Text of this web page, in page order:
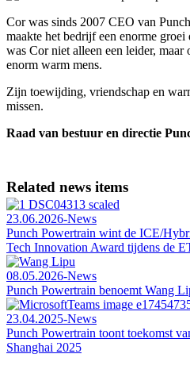
Cor was sinds 2007 CEO van
maakte het bedrijf een enorme
was Cor niet alleen een leider,
enorm warm mens.
Zijn toewijding, vriendschap en
missen.
Raad van bestuur en directie
Related news items
23.06.2026-News
Punch Powertrain wint de ICE/
Tech Innovation Award tijdens de
08.05.2026-News
Punch Powertrain benoemt Wang
23.04.2025-News
Punch Powertrain toont toekomst
Shanghai 2025